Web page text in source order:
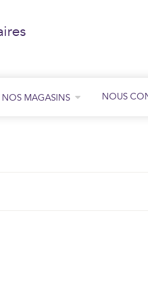
NOS MAGASINS NOUS